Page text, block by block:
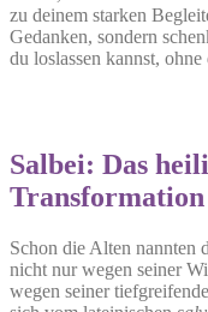
zu deinem starken
Gedanken, sondern
du loslassen kannst,
Salbei: Das
Transformation
Schon die Alten nannten
nicht nur wegen seiner
wegen seiner